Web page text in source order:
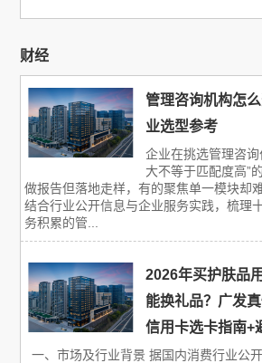
财经
管理咨询机构怎
业选型参考
企业在挑选管理咨
大不等于匹配度高”
做报告但落地走样，有的聚焦单一模块却
结合行业公开信息与企业服务实践，梳理
务积累的管...
2026年买护肤品
能换礼品？广发
信用卡选卡指南+
一、市场及行业背景 据国内消费行业公